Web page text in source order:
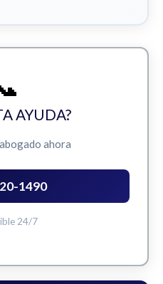
AYUDA?
ahora
1490
24/7